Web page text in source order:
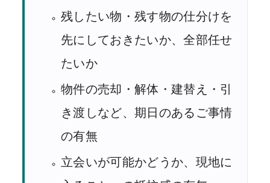
残したい物・残す物の仕分けを
先にしておきたいか、全部任せ
たいか
物件の売却・解体・建替え・引
き渡しなど、期日のあるご事情
の有無
立会いが可能かどうか、現地に